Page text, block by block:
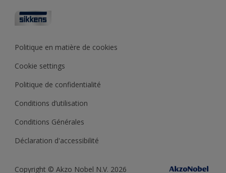
Architectes
Collections de couleurs
Base de connaissances
Politique en matière de cookies
Cookie settings
Politique de confidentialité
Conditions d’utilisation
Conditions Générales
Déclaration d'accessibilité
Copyright © Akzo Nobel N.V. 2026